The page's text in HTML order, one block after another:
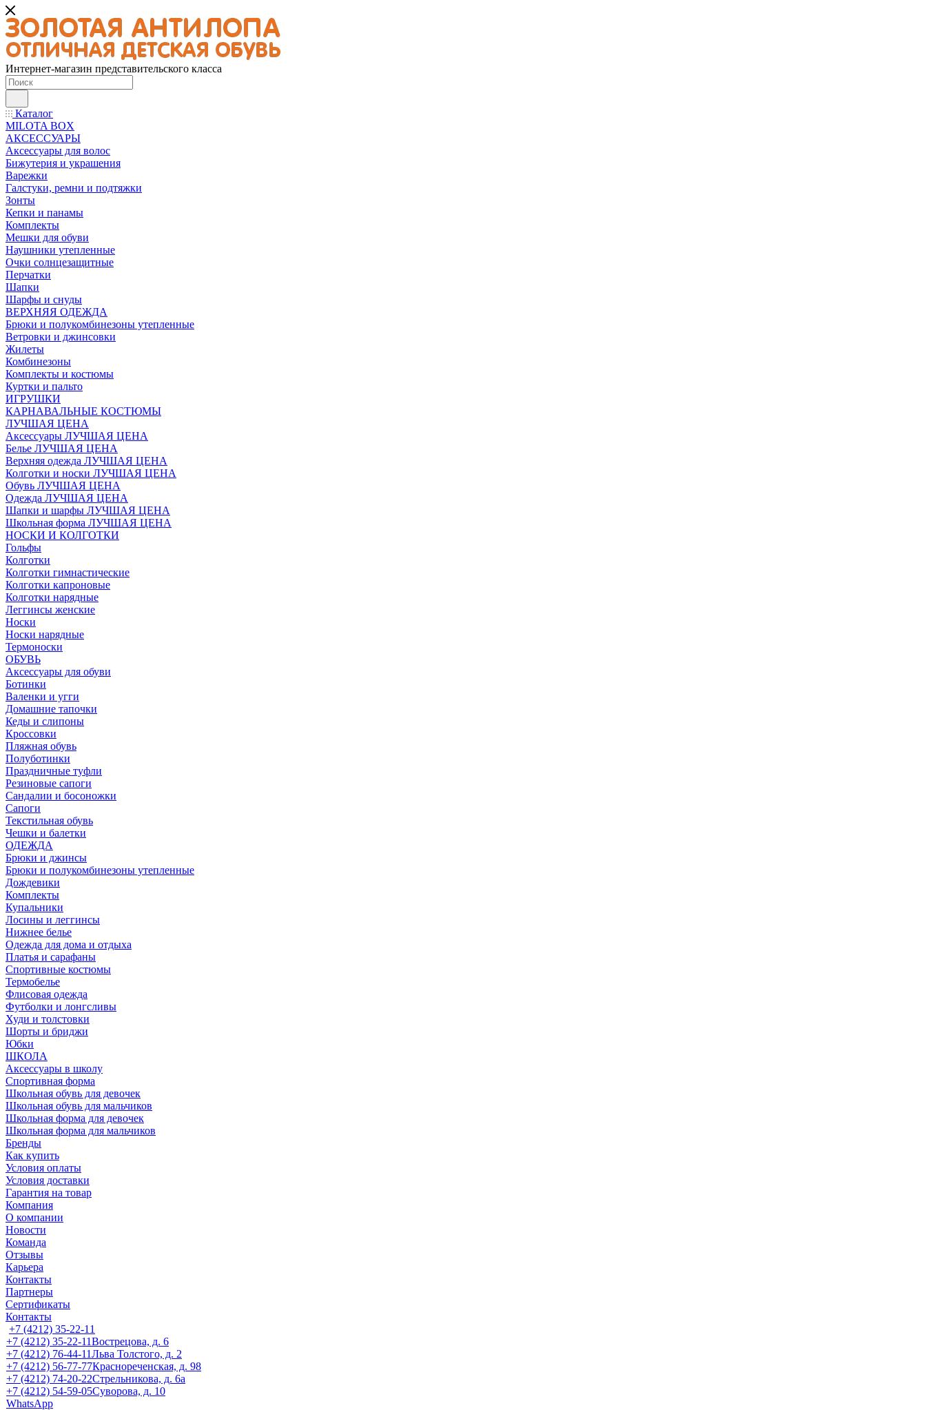
Интернет-магазин представительского класса
Каталог
MILOTA BOX
АКСЕССУАРЫ
Аксессуары для волос
Бижутерия и украшения
Варежки
Галстуки, ремни и подтяжки
Зонты
Кепки и панамы
Комплекты
Мешки для обуви
Наушники утепленные
Очки солнцезащитные
Перчатки
Шапки
Шарфы и снуды
ВЕРХНЯЯ ОДЕЖДА
Брюки и полукомбинезоны утепленные
Ветровки и джинсовки
Жилеты
Комбинезоны
Комплекты и костюмы
Куртки и пальто
ИГРУШКИ
КАРНАВАЛЬНЫЕ КОСТЮМЫ
ЛУЧШАЯ ЦЕНА
Аксессуары ЛУЧШАЯ ЦЕНА
Белье ЛУЧШАЯ ЦЕНА
Верхняя одежда ЛУЧШАЯ ЦЕНА
Колготки и носки ЛУЧШАЯ ЦЕНА
Обувь ЛУЧШАЯ ЦЕНА
Одежда ЛУЧШАЯ ЦЕНА
Шапки и шарфы ЛУЧШАЯ ЦЕНА
Школьная форма ЛУЧШАЯ ЦЕНА
НОСКИ И КОЛГОТКИ
Гольфы
Колготки
Колготки гимнастические
Колготки капроновые
Колготки нарядные
Леггинсы женские
Носки
Носки нарядные
Термоноски
ОБУВЬ
Аксессуары для обуви
Ботинки
Валенки и угги
Домашние тапочки
Кеды и слипоны
Кроссовки
Пляжная обувь
Полуботинки
Праздничные туфли
Резиновые сапоги
Сандалии и босоножки
Сапоги
Текстильная обувь
Чешки и балетки
ОДЕЖДА
Брюки и джинсы
Брюки и полукомбинезоны утепленные
Дождевики
Комплекты
Купальники
Лосины и леггинсы
Нижнее белье
Одежда для дома и отдыха
Платья и сарафаны
Спортивные костюмы
Термобелье
Флисовая одежда
Футболки и лонгсливы
Худи и толстовки
Шорты и бриджи
Юбки
ШКОЛА
Аксессуары в школу
Спортивная форма
Школьная обувь для девочек
Школьная обувь для мальчиков
Школьная форма для девочек
Школьная форма для мальчиков
Бренды
Как купить
Условия оплаты
Условия доставки
Гарантия на товар
Компания
О компании
Новости
Команда
Отзывы
Карьера
Контакты
Партнеры
Сертификаты
Контакты
+7 (4212) 35-22-11
+7 (4212) 35-22-11Вострецова, д. 6
+7 (4212) 76-44-11Льва Толстого, д. 2
+7 (4212) 56-77-77Краснореченская, д. 98
+7 (4212) 74-20-22Стрельникова, д. 6а
+7 (4212) 54-59-05Суворова, д. 10
WhatsApp